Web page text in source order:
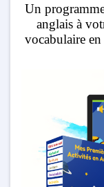
Un
anglais à
vocabulaire